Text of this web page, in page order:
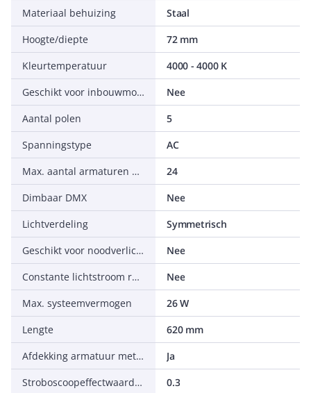
Materiaal behuizing
Staal
Hoogte/diepte
72 mm
Kleurtemperatuur
4000 - 4000 K
Geschikt voor inbouwmontage
Nee
Aantal polen
5
Spanningstype
AC
Max. aantal armaturen per leidingbeveiligingsschakelaar B16
24
Dimbaar DMX
Nee
Lichtverdeling
Symmetrisch
Geschikt voor noodverlichting
Nee
Constante lichtstroom regeling
Nee
Max. systeemvermogen
26 W
Lengte
620 mm
Afdekking armatuur met thermisch isolatiemateriaal mogelijk
Ja
Stroboscoopeffectwaarde SVM
0.3